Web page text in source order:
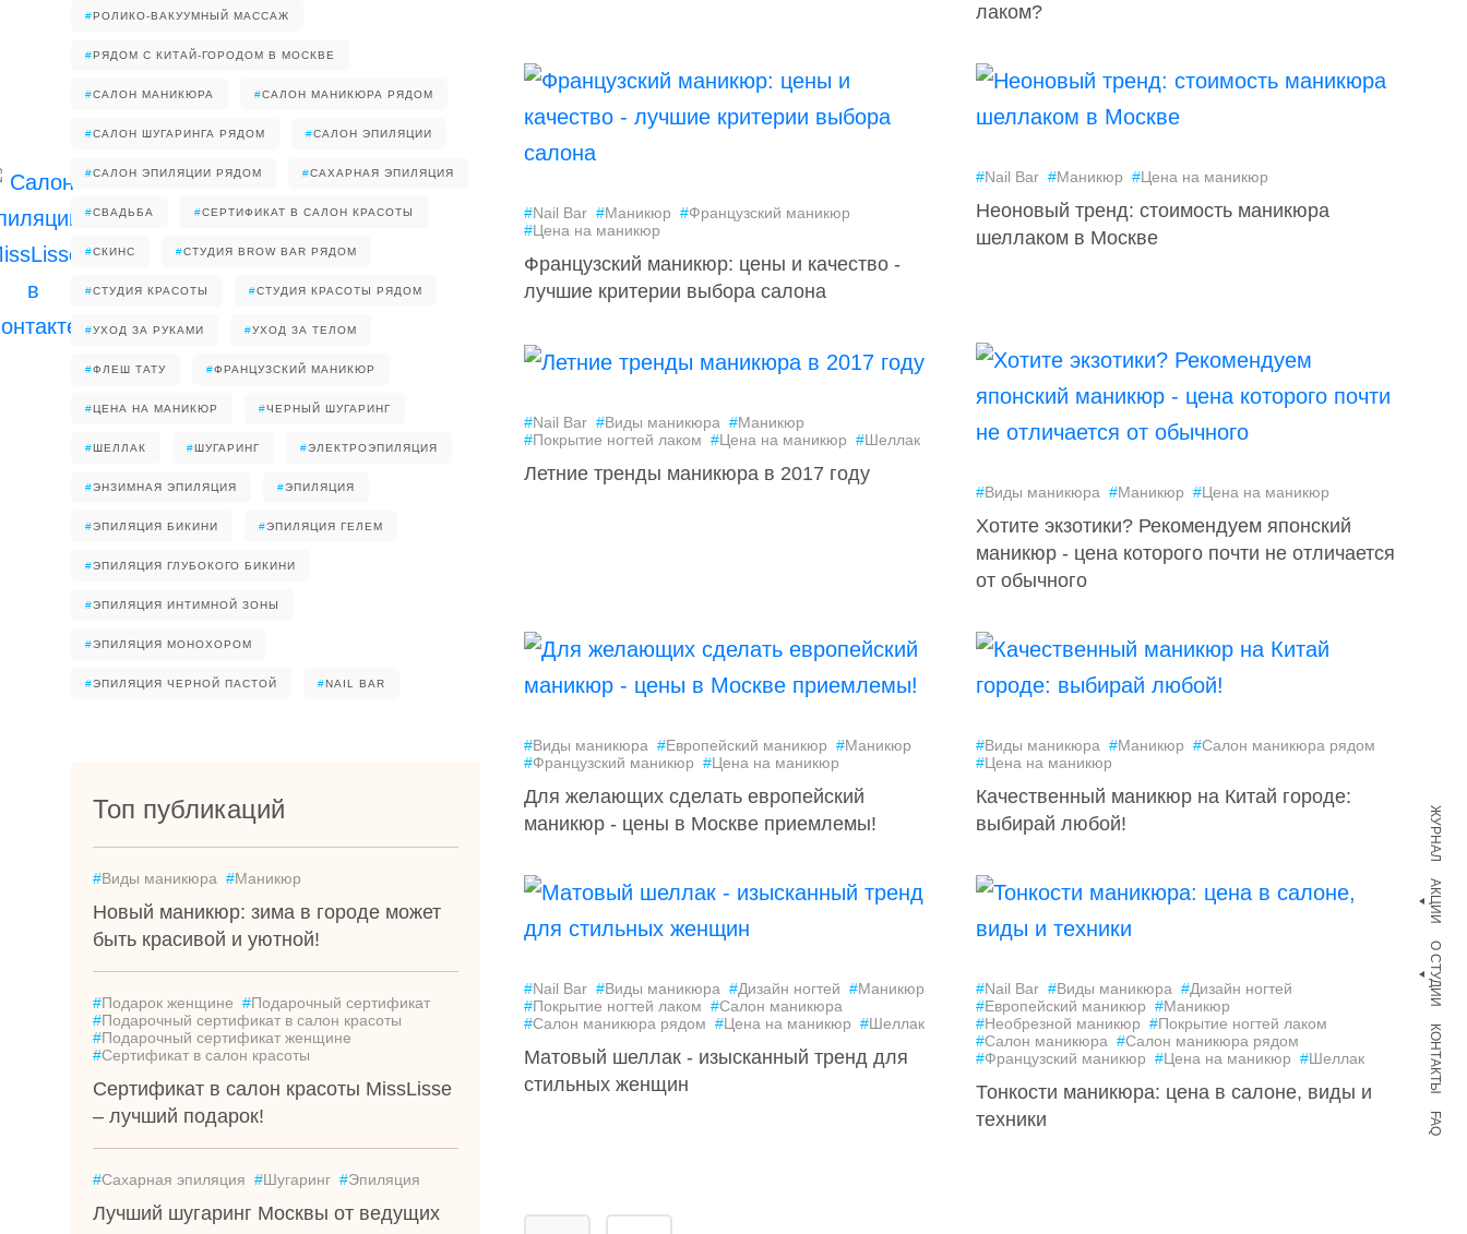
ЖУРНАЛ
АКЦИИ
О СТУДИИ
КОНТАКТЫ
FAQ
#РОЛИКО-ВАКУУМНЫЙ МАССАЖ
#РЯДОМ С КИТАЙ-ГОРОДОМ В МОСКВЕ
#САЛОН МАНИКЮРА #САЛОН МАНИКЮРА РЯДОМ
#САЛОН ШУГАРИНГА РЯДОМ #САЛОН ЭПИЛЯЦИИ
#САЛОН ЭПИЛЯЦИИ РЯДОМ #САХАРНАЯ ЭПИЛЯЦИЯ
#СВАДЬБА #СЕРТИФИКАТ В САЛОН КРАСОТЫ
#СКИНС #СТУДИЯ BROW BAR РЯДОМ
#СТУДИЯ КРАСОТЫ #СТУДИЯ КРАСОТЫ РЯДОМ
#УХОД ЗА РУКАМИ #УХОД ЗА ТЕЛОМ
#ФЛЕШ ТАТУ #ФРАНЦУЗСКИЙ МАНИКЮР
#ЦЕНА НА МАНИКЮР #ЧЕРНЫЙ ШУГАРИНГ
#ШЕЛЛАК #ШУГАРИНГ #ЭЛЕКТРОЭПИЛЯЦИЯ
#ЭНЗИМНАЯ ЭПИЛЯЦИЯ #ЭПИЛЯЦИЯ
#ЭПИЛЯЦИЯ БИКИНИ #ЭПИЛЯЦИЯ ГЕЛЕМ
#ЭПИЛЯЦИЯ ГЛУБОКОГО БИКИНИ
#ЭПИЛЯЦИЯ ИНТИМНОЙ ЗОНЫ
#ЭПИЛЯЦИЯ МОНОХОРОМ
#ЭПИЛЯЦИЯ ЧЕРНОЙ ПАСТОЙ #NAIL BAR
Топ публикаций
#Виды маникюра #Маникюр
Новый маникюр: зима в городе может
быть красивой и уютной!
#Подарок женщине #Подарочный сертификат
#Подарочный сертификат в салон красоты
#Подарочный сертификат женщине
#Сертификат в салон красоты
Сертификат в салон красоты MissLisse
– лучший подарок!
#Сахарная эпиляция #Шугаринг #Эпиляция
Лучший шугаринг Москвы от ведущих
лаком?
#Nail Bar #Маникюр #Французский маникюр
#Цена на маникюр
Французский маникюр: цены и качество -
лучшие критерии выбора салона
#Nail Bar #Маникюр #Цена на маникюр
Неоновый тренд: стоимость маникюра
шеллаком в Москве
#Nail Bar #Виды маникюра #Маникюр
#Покрытие ногтей лаком #Цена на маникюр #Шеллак
Летние тренды маникюра в 2017 году
#Виды маникюра #Маникюр #Цена на маникюр
Хотите экзотики? Рекомендуем японский
маникюр - цена которого почти не отличается
от обычного
#Виды маникюра #Европейский маникюр #Маникюр
#Французский маникюр #Цена на маникюр
Для желающих сделать европейский
маникюр - цены в Москве приемлемы!
#Виды маникюра #Маникюр #Салон маникюра рядом
#Цена на маникюр
Качественный маникюр на Китай городе:
выбирай любой!
#Nail Bar #Виды маникюра #Дизайн ногтей #Маникюр
#Покрытие ногтей лаком #Салон маникюра
#Салон маникюра рядом #Цена на маникюр #Шеллак
Матовый шеллак - изысканный тренд для
стильных женщин
#Nail Bar #Виды маникюра #Дизайн ногтей
#Европейский маникюр #Маникюр
#Необрезной маникюр #Покрытие ногтей лаком
#Салон маникюра #Салон маникюра рядом
#Французский маникюр #Цена на маникюр #Шеллак
Тонкости маникюра: цена в салоне, виды и
техники